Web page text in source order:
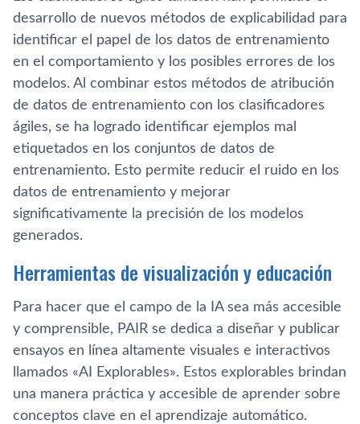
desarrollo de nuevos métodos de explicabilidad para
identificar el papel de los datos de entrenamiento
en el comportamiento y los posibles errores de los
modelos. Al combinar estos métodos de atribución
de datos de entrenamiento con los clasificadores
ágiles, se ha logrado identificar ejemplos mal
etiquetados en los conjuntos de datos de
entrenamiento. Esto permite reducir el ruido en los
datos de entrenamiento y mejorar
significativamente la precisión de los modelos
generados.
Herramientas de visualización y educación
Para hacer que el campo de la IA sea más accesible
y comprensible, PAIR se dedica a diseñar y publicar
ensayos en línea altamente visuales e interactivos
llamados «AI Explorables». Estos explorables brindan
una manera práctica y accesible de aprender sobre
conceptos clave en el aprendizaje automático.